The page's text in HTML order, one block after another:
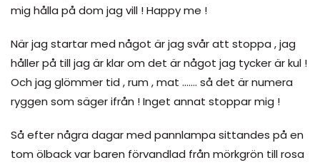
mig hålla på dom jag vill ! Happy me !
När jag startar med något är jag svår att stoppa , jag
håller på till jag är klar om det är något jag tycker är kul !
Och jag glömmer tid , rum , mat ……. så det är numera
ryggen som säger ifrån ! Inget annat stoppar mig !
Så efter några dagar med pannlampa sittandes på en
tom ölback var baren förvandlad från mörkgrön till rosa